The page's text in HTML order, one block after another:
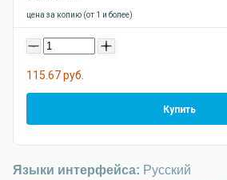
цена за копию (от 1 и более)
- +
115.67 руб.
Купить
Языки интерфейса: Русский